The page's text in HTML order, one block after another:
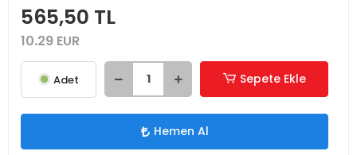
565,50 TL
10.29 EUR
Adet Sepete Ekle
Hemen Al